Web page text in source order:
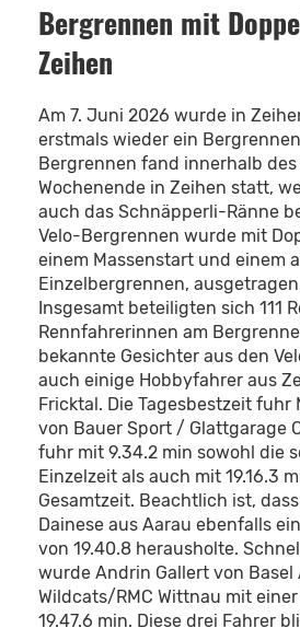
Bergrennen mit
Zeihen
Am 7. Juni 2026 wurde in
erstmals wieder ein
Bergrennen fand innerhalb
Wochenende in Zeihen statt,
auch das Schnäpperli-Ränne
Velo-Bergrennen wurde mit
einem Massenstart und einem
Einzelbergrennen,
Insgesamt beteiligten sich 111
Rennfahrerinnen am
bekannte Gesichter aus den
auch einige Hobbyfahrer aus
Fricktal. Die Tagesbestzeit fuhr
von Bauer Sport / Glattgarage
fuhr mit 9.34.2 min sowohl die
Einzelzeit als auch mit 19.16.3
Gesamtzeit. Beachtlich ist,
Dainese aus Aarau ebenfalls
von 19.40.8 herausholte.
wurde Andrin Gallert von
Wildcats/RMC Wittnau mit
19.47.6 min. Diese drei Fahrer